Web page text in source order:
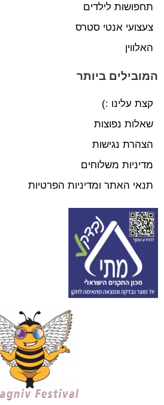
תחפושות לילדים
צעצועי אנטי סטרס
האלווין
המובילים ביותר
קצת עלינו :)
שאלות נפוצות
הצהרת נגישות
מדיניות משלוחים
תנאי האתר ומדיניות הפרטיות